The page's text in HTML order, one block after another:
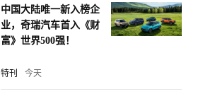
中国大陆唯一新入榜企
业，奇瑞汽车首入《财
富》世界500强！
特刊 今天